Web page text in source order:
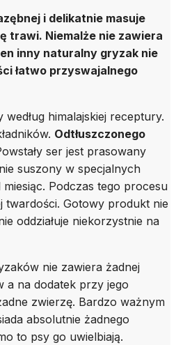
i delikatnie masuje
trawi. Niemalże nie zawiera
inny naturalny gryzak nie
łatwo przyswajalnego
himalajskiej receptury.
Odtłuszczonego
ser jest prasowany
suszony w specjalnych
Podczas tego procesu
twardości. Gotowy produkt nie
oddziałuje niekorzystnie na
nie zawiera żadnej
a na dodatek przy jego
zwierzę. Bardzo ważnym
absolutnie żadnego
to psy go uwielbiają.